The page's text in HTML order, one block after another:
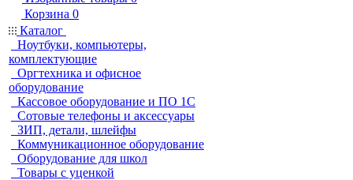
Корзина 0
Каталог
Ноутбуки, компьютеры,
комплектующие
Оргтехника и офисное
оборудование
Кассовое оборудование и ПО 1С
Сотовые телефоны и аксессуары
ЗИП, детали, шлейфы
Коммуникационное оборудование
Оборудование для школ
Товары с уценкой